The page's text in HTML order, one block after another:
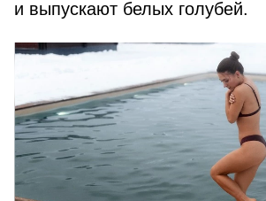
и выпускают белых голубей.